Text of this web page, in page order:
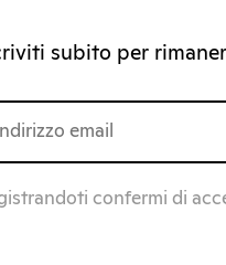
subito per
confermi di